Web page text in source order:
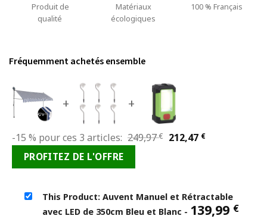
Produit de
qualité
Matériaux
écologiques
100 % Français
Fréquemment achetés ensemble
+ +
-15 % pour ces 3 articles: 249,97€
Le
249,97 €.
212,47 €Le
212,47 €.
PROFITEZ DE L'OFFRE
This Product: Auvent Manuel et Rétractable
avec LED de 350cm Bleu et Blanc - 139,99 €